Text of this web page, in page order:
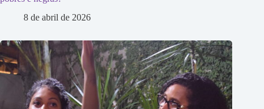
8 de abril de 2026